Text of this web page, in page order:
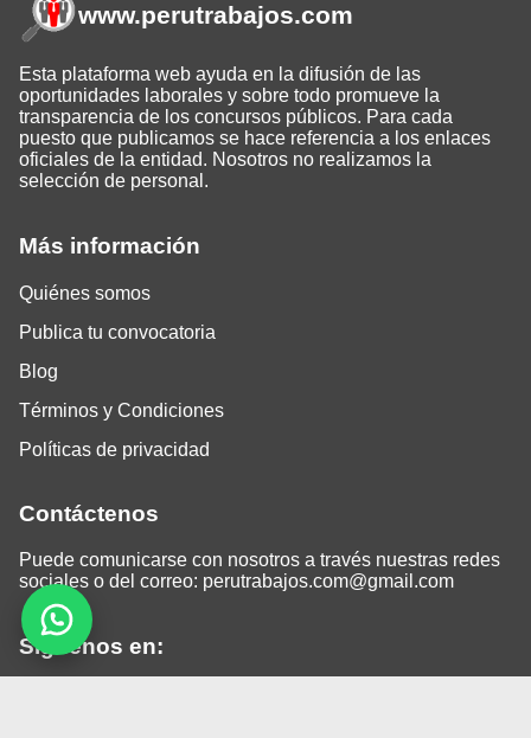
Más información
Quiénes somos
Publica tu convocatoria
Blog
Términos y Condiciones
Políticas de privacidad
Contáctenos
Puede comunicarse con nosotros a través nuestras redes
sociales o del correo: perutrabajos.com@gmail.com
Siguenos en:
www.perutrabajos.com
Esta plataforma web ayuda en la difusión de las
oportunidades laborales y sobre todo promueve la
transparencia de los concursos públicos. Para cada
puesto que publicamos se hace referencia a los enlaces
oficiales de la entidad. Nosotros no realizamos la
selección de personal.